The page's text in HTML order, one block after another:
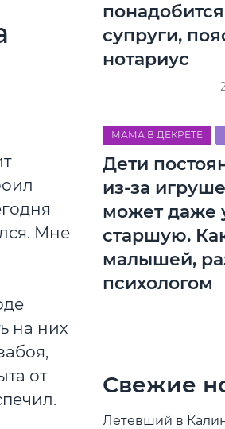
Мне
на них
от
супруги,
нотариус
МАМА В ДЕКРЕТЕ
Дети
из-за
может даже
старшую.
малышей,
психологом
Свежие
Летевший в